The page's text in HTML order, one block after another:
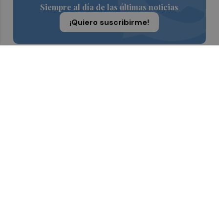
Siempre al día de las últimas noticias
¡Quiero suscribirme!